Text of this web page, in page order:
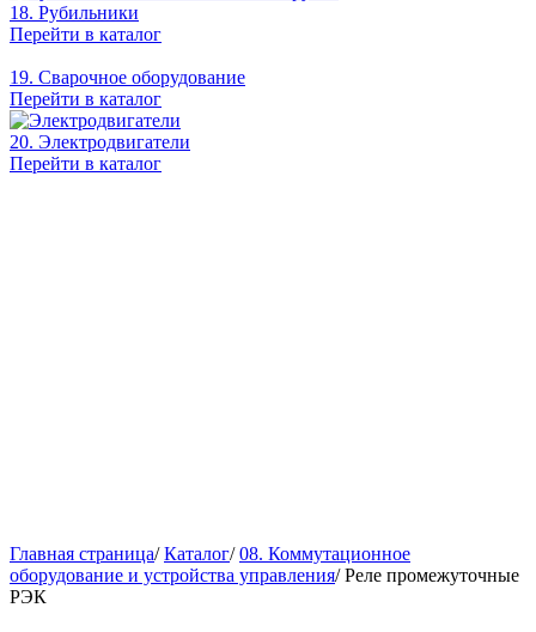
18. Рубильники
Перейти в каталог
19. Сварочное оборудование
Перейти в каталог
20. Электродвигатели
Перейти в каталог
Главная страница/ Каталог/ 08. Коммутационное
оборудование и устройства управления/ Реле промежуточные
РЭК